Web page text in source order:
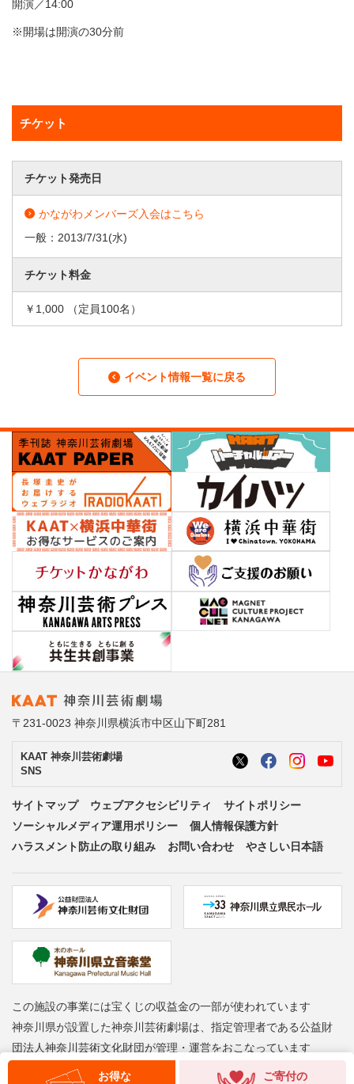
開演／14:00
※開場は開演の30分前
チケット
チケット発売日
かながわメンバーズ入会はこちら
一般： 2013/7/31 (水)
チケット料金
￥1,000 （定員100名）
イベント情報一覧に戻る
お得な ご寄付の
〒231-0023 神奈川県横浜市中区山下町281
KAAT 神奈川芸術劇場
SNS
サイトマップ ウェブアクセシビリティ
サイトポリシー
ソーシャルメディア運用ポリシー
個人情報保護方針
ハラスメント防止の取り組み
お問い合わせ やさしい日本語
この施設の事業には宝くじの収益金の一部が使われています
神奈川県が設置した神奈川芸術劇場は、指定管理者である公益財
団法人神奈川芸術文化財団が管理・運営をおこなっています
Copyright © Kanagawa Arts Foundation. All rights reserved.